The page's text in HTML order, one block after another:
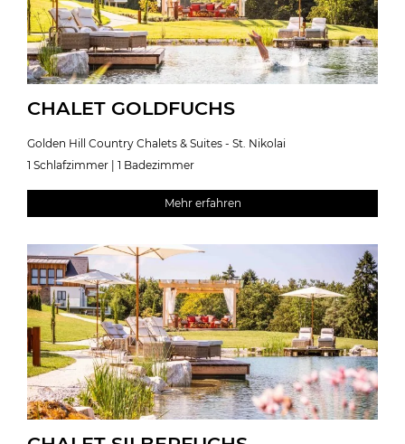
CHALET GOLDFUCHS
Golden Hill Country Chalets & Suites - St. Nikolai
1 Schlafzimmer | 1 Badezimmer
Mehr erfahren